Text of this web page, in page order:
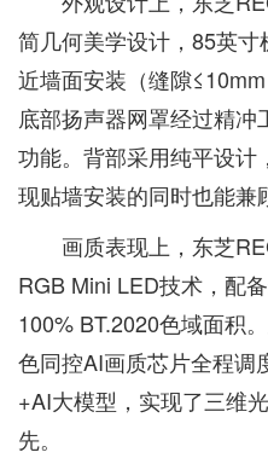
简几何美学设计，85英
近墙面安装（缝隙
底部扬声器网罩经过精
功能。背部采用纯平设计
现贴墙安装的同时也能兼
画质表现上，东芝
RGB Mini LED技术，配
100% BT.2020色域面积
色同控AI画质芯片全程调
+AI大模型，实现了三维
先。